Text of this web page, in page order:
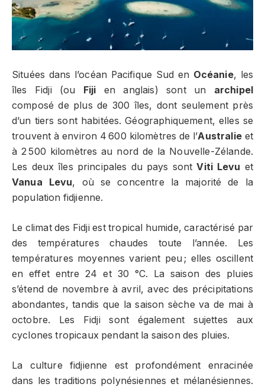
Situées dans l’océan Pacifique Sud en Océanie, les
îles Fidji (ou
Fiji en anglais) sont un archipel
composé de plus de 300 îles, dont seulement près
d’un tiers sont habitées. Géographiquement, elles se
trouvent à environ 4 600 kilomètres de l’Australieet
à 2 500 kilomètres au nord de la Nouvelle-Zélande.
Les deux îles principales du pays sontViti Levu et
Vanua Levu, où se concentre la majorité de la
population fidjienne.
Le climat des Fidji est tropical humide, caractérisé par
des températures chaudes toute l’année. Les
températures moyennes varient peu ; elles oscillent
en effet entre 24 et 30 °C. La saison des pluies
s’étend de novembre à avril, avec des précipitations
abondantes, tandis que la saison sèche va de mai à
octobre. Les Fidji sont également sujettes aux
cyclones tropicaux pendant la saison des pluies.
La culture fidjienne est profondément enracinée
dans les traditions polynésiennes et mélanésiennes.